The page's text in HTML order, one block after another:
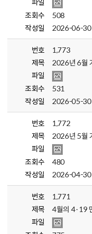
조회수
508
작성일
2026-06-30
번호
1,773
제목
2026년 6월
파일
조회수
531
작성일
2026-05-30
번호
1,772
제목
2026년 5월
파일
조회수
480
작성일
2026-04-30
번호
1,771
제목
4월의 4·19
파일